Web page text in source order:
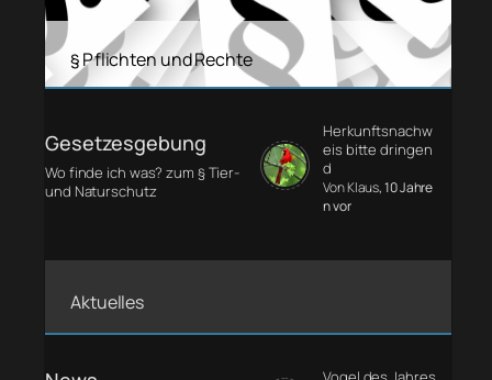
§ Pflichten und Rechte
Gesetzesgebung
Wo finde ich was? zum § Tier-
und Naturschutz
Herkunftsnachw
eis bitte dringen
d
Von Klaus, 10 Jahre
n vor
Aktuelles